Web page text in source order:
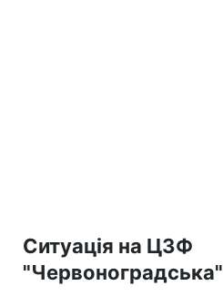
Ситуація на ЦЗФ
"Червоноградська"